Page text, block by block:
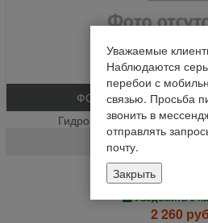
ФОТО
Гидроцилиндр вариатора
ГД-58000
Нет в
Уведомить о
2 260
Уважаемые
Наблюдаются
перебои с
связью. Просьба
звонить в
отправлять
почту.
Закрыть